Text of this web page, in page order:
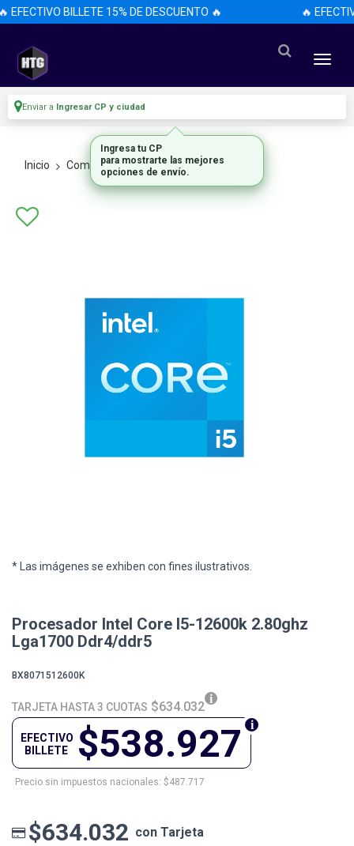
EFECTIVO BILLETE 15% DE DESCUENTO 🔥 🔥
Enviar a Ingresar CP y ciudad
Inicio Componentes De Pc Procesadores
* Las imágenes se exhiben con fines ilustrativos.
Procesador Intel Core I5-12600k 2.80ghz
Lga1700 Ddr4/ddr5
BX8071512600K
TARJETA HASTA 3 CUOTAS $634.032
$538.927
EFECTIVO
BILLETE
Precio sin impuestos nacionales: $487.717
$634.032 con Tarjeta
Ingresa tu CP
para mostrarte las mejores
opciones de envío.